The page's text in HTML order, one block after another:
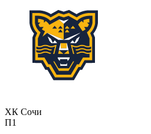
ХК Сочи
П1